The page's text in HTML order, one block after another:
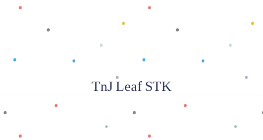
TnJ Leaf STK